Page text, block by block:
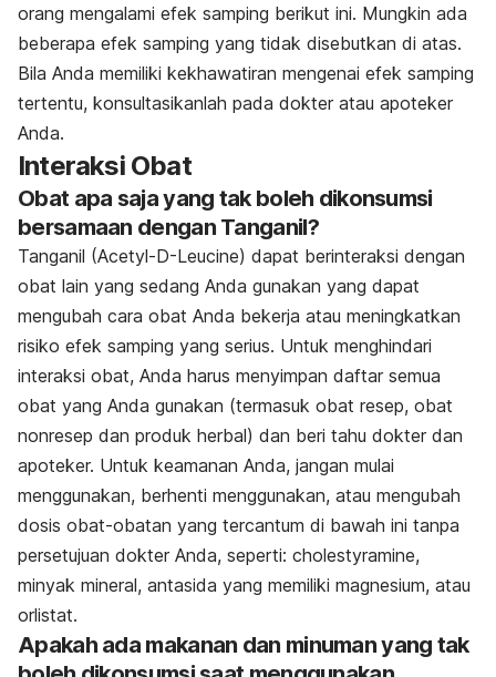
orang mengalami efek samping berikut ini. Mungkin ada
beberapa efek samping yang tidak disebutkan di atas.
Bila Anda memiliki kekhawatiran mengenai efek samping
tertentu, konsultasikanlah pada dokter atau apoteker
Anda.
Interaksi Obat
Obat apa saja yang tak boleh dikonsumsi
bersamaan dengan Tanganil?
Tanganil (Acetyl-D-Leucine) dapat berinteraksi dengan
obat lain yang sedang Anda gunakan yang dapat
mengubah cara obat Anda bekerja atau meningkatkan
risiko efek samping yang serius. Untuk menghindari
interaksi obat, Anda harus menyimpan daftar semua
obat yang Anda gunakan (termasuk obat resep, obat
nonresep dan produk herbal) dan beri tahu dokter dan
apoteker. Untuk keamanan Anda, jangan mulai
menggunakan, berhenti menggunakan, atau mengubah
dosis obat-obatan yang tercantum di bawah ini tanpa
persetujuan dokter Anda, seperti: cholestyramine,
minyak mineral, antasida yang memiliki magnesium, atau
orlistat.
Apakah ada makanan dan minuman yang tak